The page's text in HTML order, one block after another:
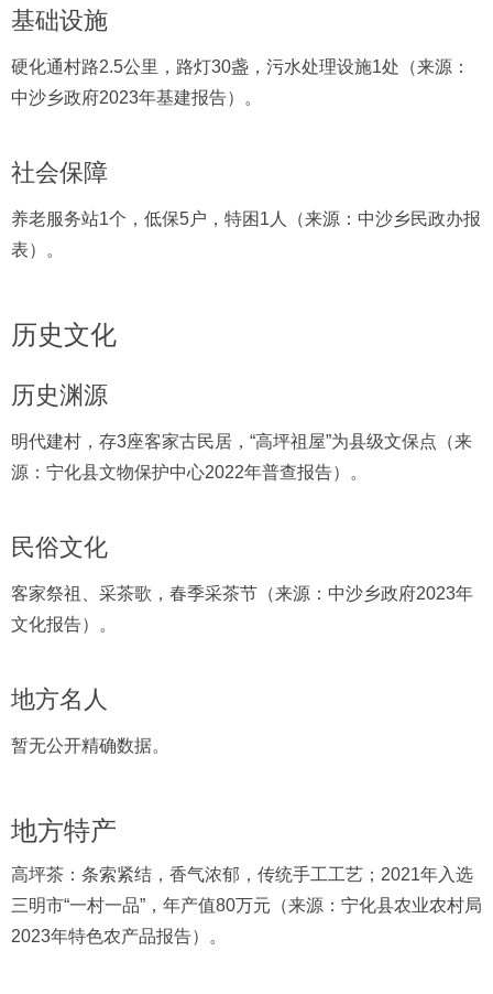
基础设施
硬化通村路2.5公里，路灯30盏，污水处理设施1处（来源：
中沙乡政府2023年基建报告）。
社会保障
养老服务站1个，低保5户，特困1人（来源：中沙乡民政办报
表）。
历史文化
历史渊源
明代建村，存3座客家古民居，“高坪祖屋”为县级文保点（来
源：宁化县文物保护中心2022年普查报告）。
民俗文化
客家祭祖、采茶歌，春季采茶节（来源：中沙乡政府2023年
文化报告）。
地方名人
暂无公开精确数据。
地方特产
高坪茶：条索紧结，香气浓郁，传统手工工艺；2021年入选
三明市“一村一品”，年产值80万元（来源：宁化县农业农村局
2023年特色农产品报告）。